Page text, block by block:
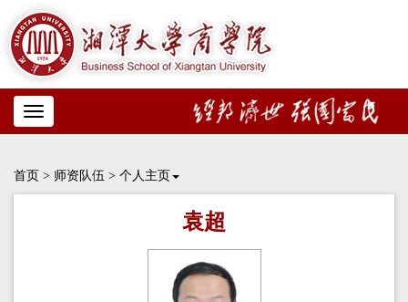
Toggle
navigation
首页 > 师资队伍 > 个人主页
袁超